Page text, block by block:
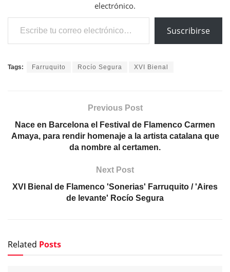
electrónico.
Escribe tu correo electrónico…
Suscribirse
Tags: Farruquito Rocío Segura XVI Bienal
Previous Post
Nace en Barcelona el Festival de Flamenco Carmen
Amaya, para rendir homenaje a la artista catalana que
da nombre al certamen.
Next Post
XVI Bienal de Flamenco 'Sonerias' Farruquito / 'Aires
de levante' Rocío Segura
Related Posts